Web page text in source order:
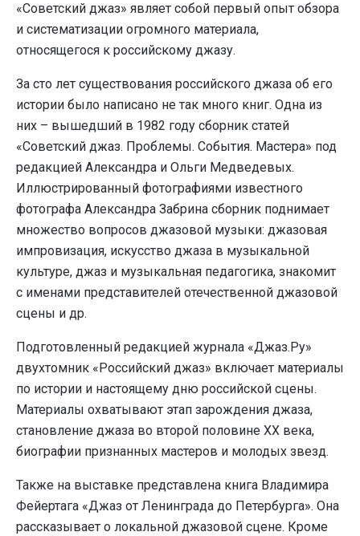
«Советский джаз» являет собой первый опыт обзора
и систематизации огромного материала,
относящегося к российскому джазу.
За сто лет существования российского джаза об его
истории было написано не так много книг. Одна из
них – вышедший в 1982 году сборник статей
«Советский джаз. Проблемы. События. Мастера» под
редакцией Александра и Ольги Медведевых.
Иллюстрированный фотографиями известного
фотографа Александра Забрина сборник поднимает
множество вопросов джазовой музыки: джазовая
импровизация, искусство джаза в музыкальной
культуре, джаз и музыкальная педагогика, знакомит
с именами представителей отечественной джазовой
сцены и др.
Подготовленный редакцией журнала «Джаз.Ру»
двухтомник «Российский джаз» включает материалы
по истории и настоящему дню российской сцены.
Материалы охватывают этап зарождения джаза,
становление джаза во второй половине ХХ века,
биографии признанных мастеров и молодых звезд.
Также на выставке представлена книга Владимира
Фейертага «Джаз от Ленинграда до Петербурга». Она
рассказывает о локальной джазовой сцене. Кроме